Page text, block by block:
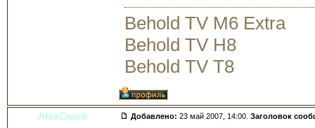
Behold TV M6 Extra
Behold TV H8
Behold TV T8
AlexCrush Добавлено: 23 май 2007, 14:00. Заголовок